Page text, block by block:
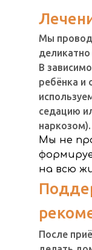
Мы
деликатно
В
ребёнка
седацию
наркозом).
Мы не
на всю
После